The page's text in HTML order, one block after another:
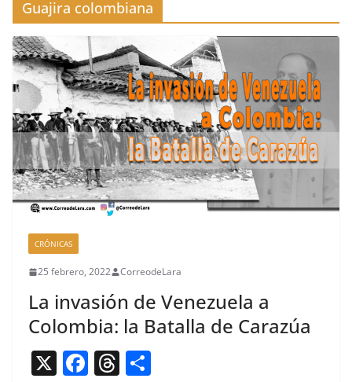
Guajira colombiana
CRÓNICAS
25 febrero, 2022 CorreodeLara
La invasión de Venezuela a
Colombia: la Batalla de Carazúa
X F T